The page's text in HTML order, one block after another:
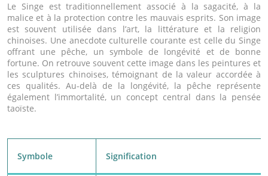
Le Singe est traditionnellement associé à la sagacité, à la
malice et à la protection contre les mauvais esprits. Son image
est souvent utilisée dans l’art, la littérature et la religion
chinoises. Une anecdote culturelle courante est celle du Singe
offrant une pêche, un symbole de longévité et de bonne
fortune. On retrouve souvent cette image dans les peintures et
les sculptures chinoises, témoignant de la valeur accordée à
ces qualités. Au-delà de la longévité, la pêche représente
également l’immortalité, un concept central dans la pensée
taoïste.
Symbole Signification